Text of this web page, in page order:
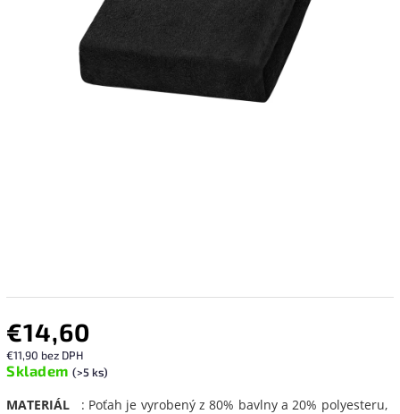
€14,60
€11,90 bez DPH
Skladem (>5 ks)
MATERIÁL
: Poťah je vyrobený z 80% bavlny a 20% polyesteru,